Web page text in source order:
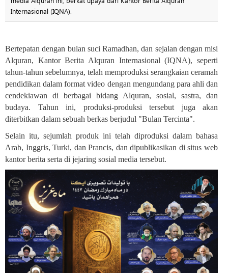
Internasional (IQNA).
Bertepatan dengan bulan suci Ramadhan, dan sejalan dengan misi
Alquran, Kantor Berita Alquran Internasional (IQNA), seperti
tahun-tahun sebelumnya, telah memproduksi serangkaian ceramah
pendidikan dalam format video dengan mengundang para ahli dan
cendekiawan di berbagai bidang Alquran, sosial, sastra, dan
budaya. Tahun ini, produksi-produksi tersebut juga akan
diterbitkan dalam sebuah berkas berjudul "Bulan Tercinta."
Selain itu, sejumlah produk ini telah diproduksi dalam bahasa
Arab, Inggris, Turki, dan Prancis, dan dipublikasikan di situs web
kantor berita serta di jejaring sosial media tersebut.